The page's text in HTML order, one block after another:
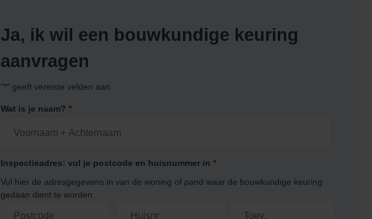
Ja, ik wil een bouwkundige keuring
aanvragen
"*" geeft vereiste velden aan
Wat is je naam? *
Inspectieadres: vul je postcode en huisnummer in *
Vul hier de adresgegevens in van de woning of pand waar de bouwkundige keuring
gedaan dient te worden.